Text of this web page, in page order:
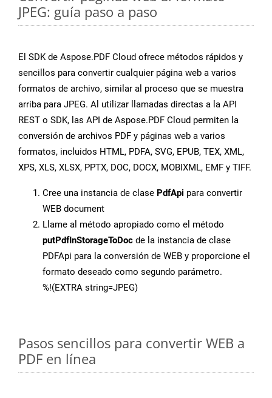
JPEG: guía paso a paso
El SDK de Aspose.PDF Cloud ofrece métodos rápidos y
sencillos para convertir cualquier página web a varios
formatos de archivo, similar al proceso que se muestra
arriba para JPEG. Al utilizar llamadas directas a la API
REST o SDK, las API de Aspose.PDF Cloud permiten la
conversión de archivos PDF y páginas web a varios
formatos, incluidos HTML, PDFA, SVG, EPUB, TEX, XML,
XPS, XLS, XLSX, PPTX, DOC, DOCX, MOBIXML, EMF y TIFF.
Cree una instancia de clase PdfApi para convertir
WEB document
Llame al método apropiado como el método
putPdfInStorageToDoc de la instancia de clase
PDFApi para la conversión de WEB y proporcione el
formato deseado como segundo parámetro.
%!(EXTRA string=JPEG)
Pasos sencillos para convertir WEB a
PDF en línea